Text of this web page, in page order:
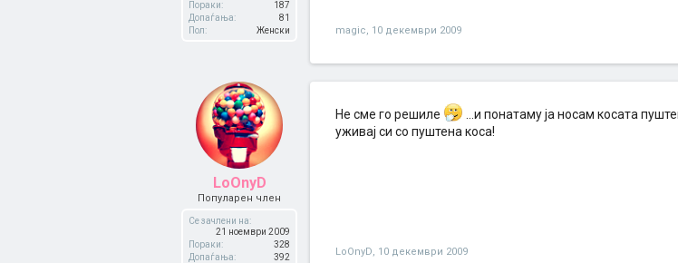
Пораки:
187
Допаѓања:
81
Пол:
Женски magic, 10 декември 2009
LoOnyD
Популарен член
Се зачлени на:
21 ноември 2009
Пораки:
328
Допаѓања:
392
Не сме го решиле ...и понатаму ја носам косата
уживај си со пуштена коса!
LoOnyD, 10 декември 2009